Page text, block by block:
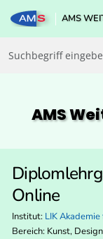
AMS
AMS
Online
Institut: LIK
Bereich: Kunst,